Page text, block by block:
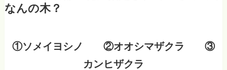
なんの木？
①ソメイヨシノ ②オオシマザクラ ③
カンヒザクラ